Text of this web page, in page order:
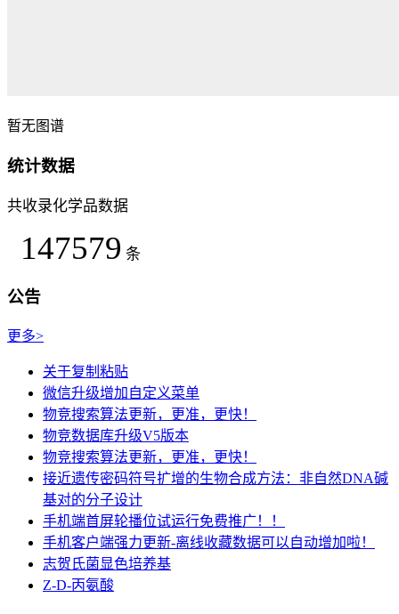
暂无图谱
统计数据
共收录化学品数据
147579 条
公告
更多>
关于复制粘贴
微信升级增加自定义菜单
物竞搜索算法更新，更准，更快！
物竞数据库升级V5版本
物竞搜索算法更新，更准，更快！
接近遗传密码符号扩增的生物合成方法：非自然DNA碱
基对的分子设计
手机端首屏轮播位试运行免费推广！！
手机客户端强力更新-离线收藏数据可以自动增加啦！
志贺氏菌显色培养基
Z-D-丙氨酸